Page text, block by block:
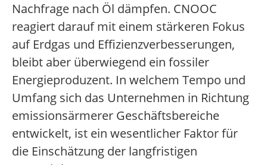
Nachfrage nach Öl dämpfen. CNOOC
reagiert darauf mit einem stärkeren Fokus
auf Erdgas und Effizienzverbesserungen,
bleibt aber überwiegend ein fossiler
Energieproduzent. In welchem Tempo und
Umfang sich das Unternehmen in Richtung
emissionsärmerer Geschäftsbereiche
entwickelt, ist ein wesentlicher Faktor für
die Einschätzung der langfristigen